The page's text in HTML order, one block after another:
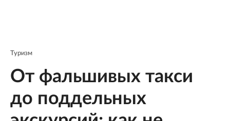
Туризм
От фальшивых такси
до поддельных